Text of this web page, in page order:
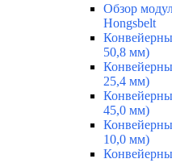
Обзор
Hongsbelt
50,8 мм)
25,4 мм)
45,0 мм)
10,0 мм)